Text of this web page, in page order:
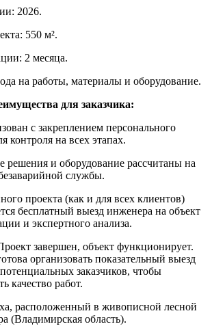
2026.
550 м².
2 месяца.
на работы, материалы и оборудование.
для заказчика:
с закреплением персонального
контроля на всех этапах.
решения и оборудование рассчитаны на
службы.
проекта (как и для всех клиентов)
бесплатный выезд инженера на объект
и экспертного анализа.
завершен, объект функционирует.
организовать показательный выезд
заказчиков, чтобы
качество работ.
расположенный в живописной лесной
(Владимирская область).